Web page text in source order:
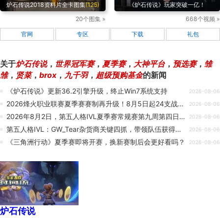
炉石传说2018资料片全卡图集(125)
20个图集 »
《炉石传说》玩家突破一亿！
668个视频 »
官网 专区 下载 礼包
关于炉石传说， 世界冠军赛， 夏季赛， 大神平台， 预选赛， 雏
雏， 贤菜， brox ， 九千羽， 超级预购基金的新闻
《炉石传说》更新36.2引擎升级，终止Win7系统支持 2026-08-06
2026烽火职业联赛夏季赛赛制再升级！8月5日起24支战队集结开战！ 2026-08-06
2026年8月2日，第五人格IVL夏季赛常规赛第九周第四日的比赛结束，在当天的比赛中，GR以2胜0平 2026-08-06
第五人格IVL：GW_Tear杂货商关键四抓，带领队伍获得胜利！ 2026-08-06
《三角洲行动》夏季赛即将开赛，换新赛制后会更好看吗？ 2026-08-06
炉石传说